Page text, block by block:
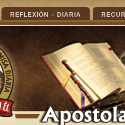
REFLEXIÓN – DIARIA